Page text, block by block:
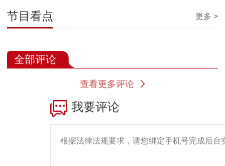
节目看点 更多 >
全部评论
查看更多评论